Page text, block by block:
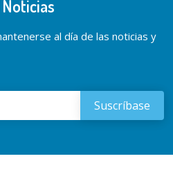
al día de las noticias y